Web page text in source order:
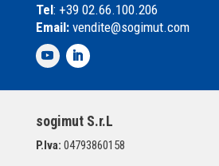
l
e
d
S
u
n
Tel: +39 02.66.100.206
Email:vendite@sogimut.com
sogimut S.r.L
P.Iva: 04793860158